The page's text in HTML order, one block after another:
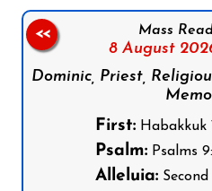
Mass
8 August
Dominic, Priest,
First:Habakkuk
Psalm:Psalms 9:
Alleluia:Second
<<